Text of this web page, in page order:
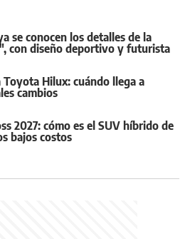
se conocen los detalles de la
con diseño deportivo y futurista
Hilux: cuándo llega a
cambios
2027: cómo es el SUV híbrido de
bajos costos